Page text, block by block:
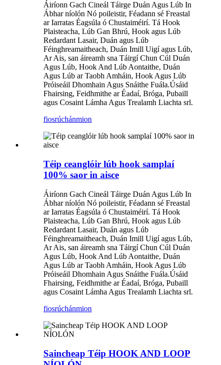
Áiríonn Gach Cineál Táirge Duán Agus Lúb In
Ábhar níolón Nó poileistir, Féadann sé Freastal
ar Iarratas Éagsúla ó Chustaiméirí. Tá Hook
Plaisteacha, Lúb Gan Bhrú, Hook agus Lúb
Redardant Lasair, Duán agus Lúb
Féinghreamaitheach, Duán Imill Uigí agus Lúb,
Ar Ais, san áireamh sna Táirgí Chun Cúl Duán
Agus Lúb, Hook And Lúb Aontaithe, Duán
Agus Lúb ar Taobh Amháin, Hook Agus Lúb
Próiseáil Dhomhain Agus Snáithe Fuála.Úsáid
Fhairsing, Feidhmithe ar Éadaí, Bróga, Pubaill
agus Cosaint Lámha Agus Trealamh Liachta srl.
fiosrúchánmion
Téip ceanglóir lúb hook samplaí
100% saor in aisce
Áiríonn Gach Cineál Táirge Duán Agus Lúb In
Ábhar níolón Nó poileistir, Féadann sé Freastal
ar Iarratas Éagsúla ó Chustaiméirí. Tá Hook
Plaisteacha, Lúb Gan Bhrú, Hook agus Lúb
Redardant Lasair, Duán agus Lúb
Féinghreamaitheach, Duán Imill Uigí agus Lúb,
Ar Ais, san áireamh sna Táirgí Chun Cúl Duán
Agus Lúb, Hook And Lúb Aontaithe, Duán
Agus Lúb ar Taobh Amháin, Hook Agus Lúb
Próiseáil Dhomhain Agus Snáithe Fuála.Úsáid
Fhairsing, Feidhmithe ar Éadaí, Bróga, Pubaill
agus Cosaint Lámha Agus Trealamh Liachta srl.
fiosrúchánmion
Saincheap Téip HOOK AND LOOP